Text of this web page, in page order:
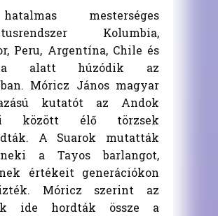
mesterséges
Kolumbia,
Peru, Argentína, Chile és
alatt húzódik az
Móricz János magyar
kutatót az Andok
között élő törzsek
A Suarok mutatták
a Tayos barlangot,
értékeit generációkon
Móricz szerint az
ide hordták össze a